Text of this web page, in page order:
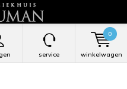
service winkelwagen
0